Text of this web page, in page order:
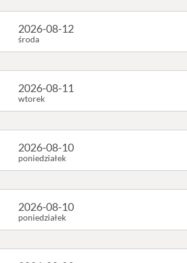
2026-08-12
środa
2026-08-11
wtorek
2026-08-10
poniedziałek
2026-08-10
poniedziałek